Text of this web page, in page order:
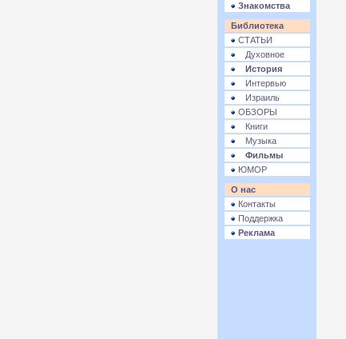
Знакомства
Библиотека
СТАТЬИ
Духовное
История
Интервью
Израиль
ОБЗОРЫ
Книги
Музыка
Фильмы
ЮМОР
О нас
Контакты
Поддержка
Реклама